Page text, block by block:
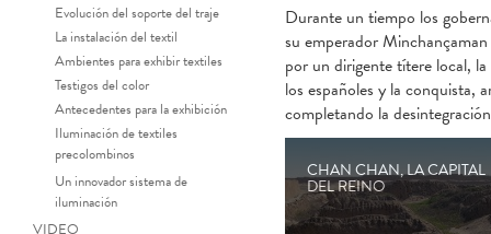
Evolución del soporte del traje
La instalación del textil
Ambientes para exhibir textiles
Testigos del color
Antecedentes para la exhibición
Iluminación de textiles
precolombinos
Un innovador sistema de
iluminación
VIDEO
Botella:
Durante un tiempo los
su emperador
por un dirigente títere local,
los españoles y la conquista,
completando la
CHAN CHAN, LA CAPITAL
DEL REINO